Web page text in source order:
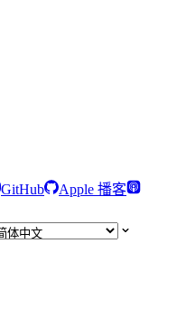
GitHub
Apple 播客